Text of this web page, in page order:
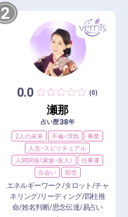
2
0.0 (0)
瀬那
占い歴38年
2人の未来
不倫・浮気
事業
人生・スピリチュアル
人間関係（家族・友人）
仕事運
出会い
前世
エネルギーワーク/タロット/チャ
ネリング/リーディング/四柱推
命/姓名判断/思念伝達/易占い